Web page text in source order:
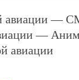
авиации —
—
авиации